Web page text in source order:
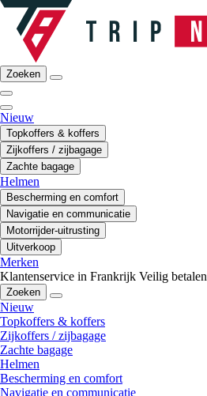
Zoeken
Nieuw
Topkoffers & koffers
Zijkoffers / zijbagage
Zachte bagage
Helmen
Bescherming en comfort
Navigatie en communicatie
Motorrijder-uitrusting
Uitverkoop
Merken
Klantenservice in Frankrijk Veilig betalen
Zoeken
Nieuw
Topkoffers & koffers
Zijkoffers / zijbagage
Zachte bagage
Helmen
Bescherming en comfort
Navigatie en communicatie